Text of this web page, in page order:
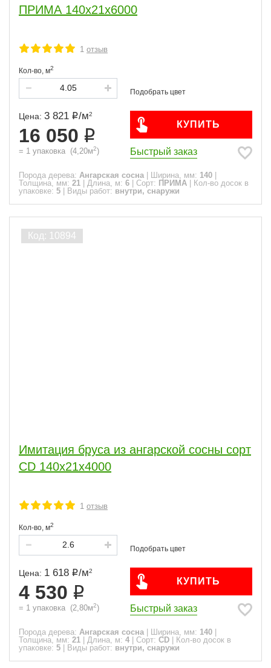
ПРИМА 140x21x6000
1 отзыв
Кол-во, м2
Цена: 3 821 /м2
16 050
= 1 упаковка (4,20м2)
КУПИТЬ
Быстрый заказ
Порода дерева: Ангарская сосна Ширина, мм: 140
Толщина, мм: 21 Длина, м: 6 Сорт: ПРИМА
Кол-во досок в
упаковке: 5 Виды работ: внутри, снаружи
Имитация бруса из ангарской сосны сорт
CD 140x21x4000
1 отзыв
Кол-во, м2
Цена: 1 618 /м2
4 530
= 1 упаковка (2,80м2)
КУПИТЬ
Быстрый заказ
Порода дерева: Ангарская сосна Ширина, мм: 140
Толщина, мм: 21 Длина, м: 4 Сорт: CD
Кол-во досок в
упаковке: 5 Виды работ: внутри, снаружи